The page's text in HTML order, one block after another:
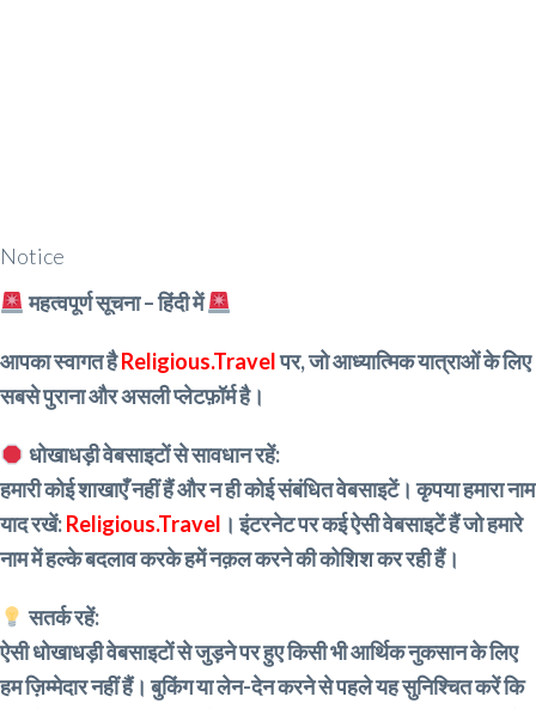
Notice
महत्वपूर्ण सूचना – हिंदी में
आपका स्वागत हैReligious.Travelपर, जो आध्यात्मिक यात्राओं के लिए
सबसे पुराना और असली प्लेटफ़ॉर्म है।
धोखाधड़ी वेबसाइटों से सावधान रहें:
हमारी कोई शाखाएँ नहीं हैं और न ही कोई संबंधित वेबसाइटें। कृपया हमारा नाम
याद रखें:Religious.Travel । इंटरनेट पर कई ऐसी वेबसाइटें हैं जो हमारे
नाम में हल्के बदलाव करके हमें नक़ल करने की कोशिश कर रही हैं।
सतर्क रहें:
ऐसी धोखाधड़ी वेबसाइटों से जुड़ने पर हुए किसी भी आर्थिक नुकसान के लिए
हम ज़िम्मेदार नहीं हैं। बुकिंग या लेन-देन करने से पहले यह सुनिश्चित करें कि